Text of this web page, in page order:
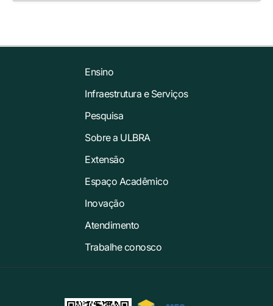
Ensino
Infraestrutura e Serviços
Pesquisa
Sobre a ULBRA
Extensão
Espaço Acadêmico
Inovação
Atendimento
Trabalhe conosco